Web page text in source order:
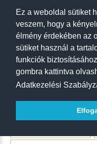
Ez a weboldal sütiket
veszem, hogy a
élmény érdekében az
sütiket használ a
funkciók
gombra kattintva
Adatkezelési
végrendelet megtámadása
érvénytelenség megállapítása
megtámadási nyilatkozat
beszámíthatóság végrendelet
tisztességtelen befolyás